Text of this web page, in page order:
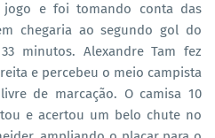
e foi tomando conta das
chegaria ao segundo gol do
minutos. Alexandre Tam fez
e percebeu o meio campista
de marcação. O camisa 10
e acertou um belo chute no